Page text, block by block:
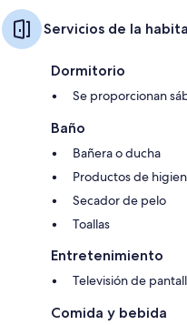
Servicios de la
Dormitorio
Se proporcionan
Baño
Bañera o ducha
Productos de
Secador de pelo
Toallas
Entretenimiento
Televisión de
Comida y bebida